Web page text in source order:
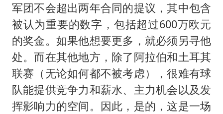
军团不会超出两年合同的提议，其中包含
被认为重要的数字，包括超过600万欧元
的奖金。如果他想要更多，就必须另寻他
处。而在其他地方，除了阿拉伯和土耳其
联赛（无论如何都不被考虑），很难有球
队能提供竞争力和薪水、主力机会以及发
挥影响力的空间。因此，是的，这是一场